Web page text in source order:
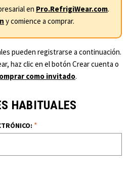
en Pro.RefrigiWear.com.
y comience a comprar.
pueden registrarse a continuación.
haz clic en el botón Crear cuenta o
como invitado.
HABITUALES
*